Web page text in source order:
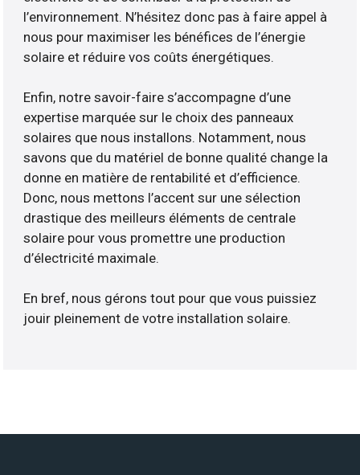
l’environnement. N’hésitez donc pas à faire appel à
nous pour maximiser les bénéfices de l’énergie
solaire et réduire vos coûts énergétiques.
Enfin, notre savoir-faire s’accompagne d’une
expertise marquée sur le choix des panneaux
solaires que nous installons. Notamment, nous
savons que du matériel de bonne qualité change la
donne en matière de rentabilité et d’efficience.
Donc, nous mettons l’accent sur une sélection
drastique des meilleurs éléments de centrale
solaire pour vous promettre une production
d’électricité maximale.
En bref, nous gérons tout pour que vous puissiez
jouir pleinement de votre installation solaire.